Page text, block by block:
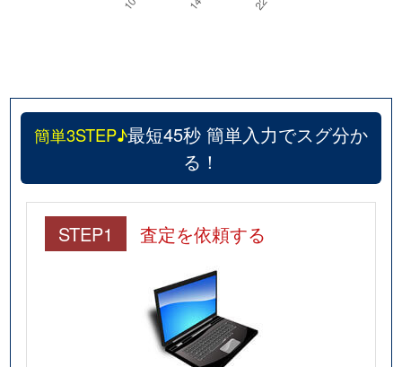
簡単3STEP♪最短45秒 簡単入力でスグ分か
る！
STEP1 査定を依頼する